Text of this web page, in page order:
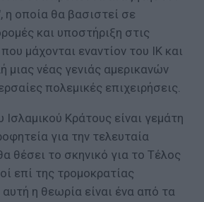
η οποία θα βασιστεί σε
και υποστήριξη στις
μάχονται εναντίον του ΙΚ και
μιας νέας γενιάς αμερικανών
πολεμικές επιχειρήσεις.
Κράτους είναι γεμάτη
για την τελευταία
θέσει το σκηνικό για το Τέλος
επί της τρομοκρατίας
η θεωρία είναι ένα από τα